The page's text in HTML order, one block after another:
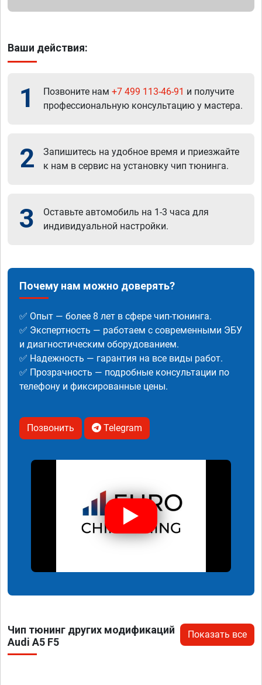
Ваши действия:
1 Позвоните нам +7 499 113-46-91 и получите
профессиональную консультацию у мастера.
2
Запишитесь на удобное время и приезжайте
к нам в сервис на установку чип тюнинга.
3
Оставьте автомобиль на 1-3 часа для
индивидуальной настройки.
Почему нам можно доверять?
✅ Опыт — более 8 лет в сфере чип-тюнинга.
✅ Экспертность — работаем с современными ЭБУ
и диагностическим оборудованием.
✅ Надежность — гарантия на все виды работ.
✅ Прозрачность — подробные консультации по
телефону и фиксированные цены.
Позвонить Telegram
Чип тюнинг других модификаций
Audi A5 F5
Показать все